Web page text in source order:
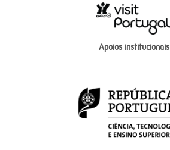
Apoios institucionais